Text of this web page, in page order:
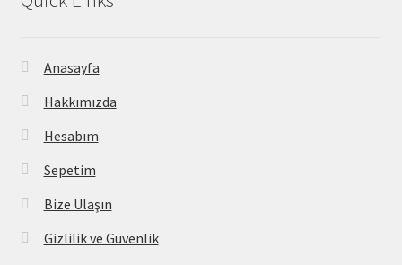
Anasayfa
Hakkımızda
Hesabım
Sepetim
Bize Ulaşın
Gizlilik ve Güvenlik